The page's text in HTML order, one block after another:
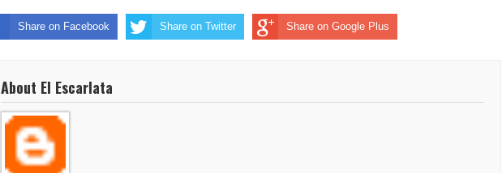
Share on Facebook Share on Twitter Share on Google Plus
About El Escarlata